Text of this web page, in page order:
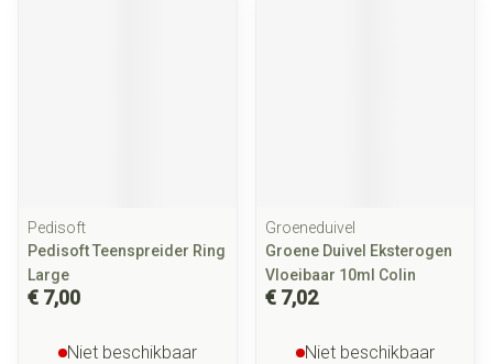
Pedisoft
Pedisoft Teenspreider Ring
Large
€ 7,00
Niet beschikbaar
Groeneduivel
Groene Duivel Eksterogen
Vloeibaar 10ml Colin
€ 7,02
Niet beschikbaar